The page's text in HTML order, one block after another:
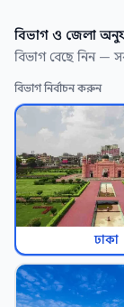
বিভাগ ও জেলা
বিভাগ বেছে নিন —
বিভাগ নির্বাচন করুন
ঢাকা